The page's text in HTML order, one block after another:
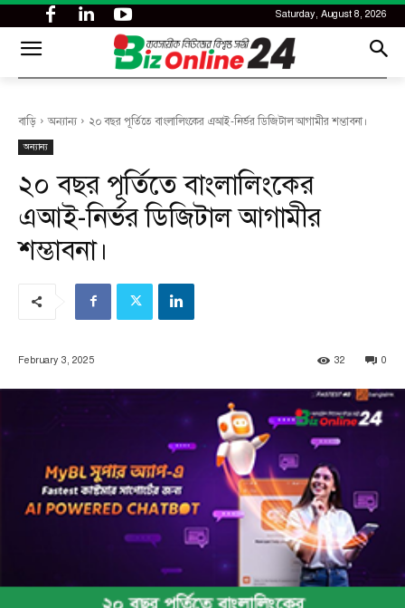
Saturday, August 8, 2026
বাড়ি অন্যান্য ২০ বছর পূর্তিতে বাংলালিংকের এআই-নির্ভর ডিজিটাল আগামীর শম্ভাবনা।
অন্যান্য
২০ বছর পূর্তিতে বাংলালিংকের
এআই-নির্ভর ডিজিটাল আগামীর
শম্ভাবনা।
February 3, 2025 0
32